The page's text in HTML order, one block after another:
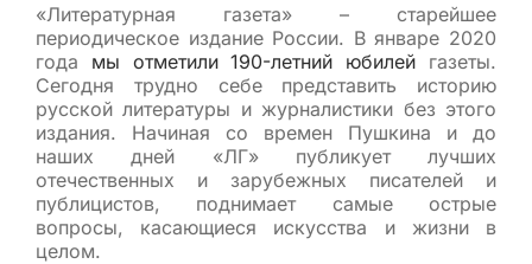
«Литературная газета» – старейшее
периодическое издание России. В январе 2020
года мы отметили 190-летний юбилей газеты.
Сегодня трудно себе представить историю
русской литературы и журналистики без этого
издания. Начиная со времен Пушкина и до
наших дней «ЛГ» публикует лучших
отечественных и зарубежных писателей и
публицистов, поднимает самые острые
вопросы, касающиеся искусства и жизни в
целом.